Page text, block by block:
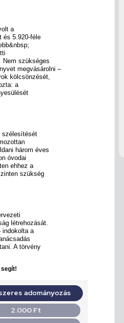
a
és 5.920-féle
Nem szükséges
megvásárolni –
kölcsönzését,
a
szélesítését
három éves
óvodai
ehhez a
szükség
létrehozását.
indokolta a
A törvény
segít!